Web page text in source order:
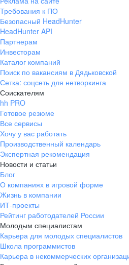
Требования к ПО
Безопасный HeadHunter
HeadHunter API
Партнерам
Инвесторам
Каталог компаний
Поиск по вакансиям в Дядьковской
Сетка: соцсеть для нетворкинга
Соискателям
hh PRO
Готовое резюме
Все сервисы
Хочу у вас работать
Производственный календарь
Экспертная рекомендация
Новости и статьи
Блог
О компаниях в игровой форме
Жизнь в компании
ИТ-проекты
Рейтинг работодателей России
Молодым специалистам
Карьера для молодых специалистов
Школа программистов
Карьера в некоммерческих